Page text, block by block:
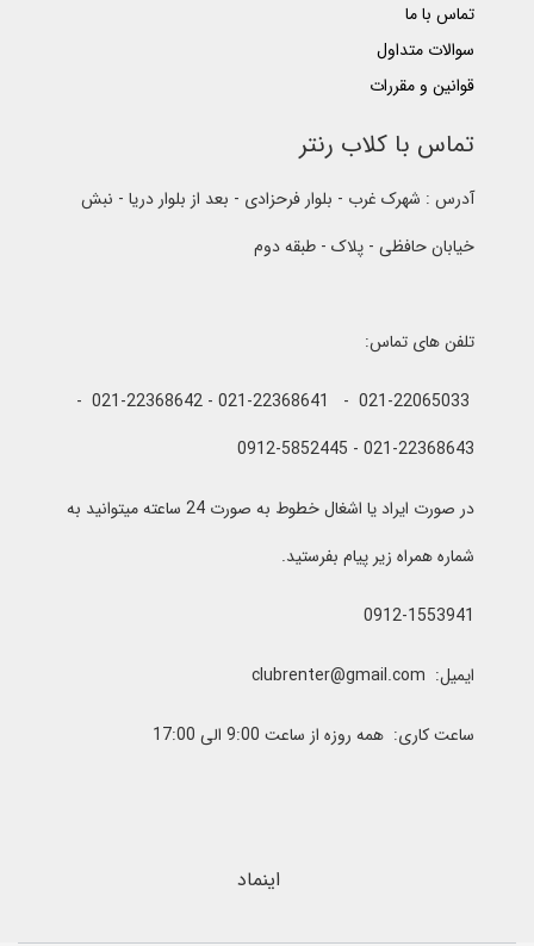
تماس با ما
سوالات متداول
قوانین و مقررات
تماس با کلاب رنتر
آدرس : شهرک غرب - بلوار فرحزادی - بعد از بلوار دریا - نبش
خیابان حافظی - پلاک - طبقه دوم
تلفن های تماس:
021-22065033 - 021-22368641 - 021-22368642 -
021-22368643 - 0912-5852445
در صورت ایراد یا اشغال خطوط به صورت 24 ساعته میتوانید به
شماره همراه زیر پیام بفرستید.
0912-1553941
ایمیل: clubrenter@gmail.com
ساعت کاری: همه روزه از ساعت 9:00 الی 17:00
اینماد